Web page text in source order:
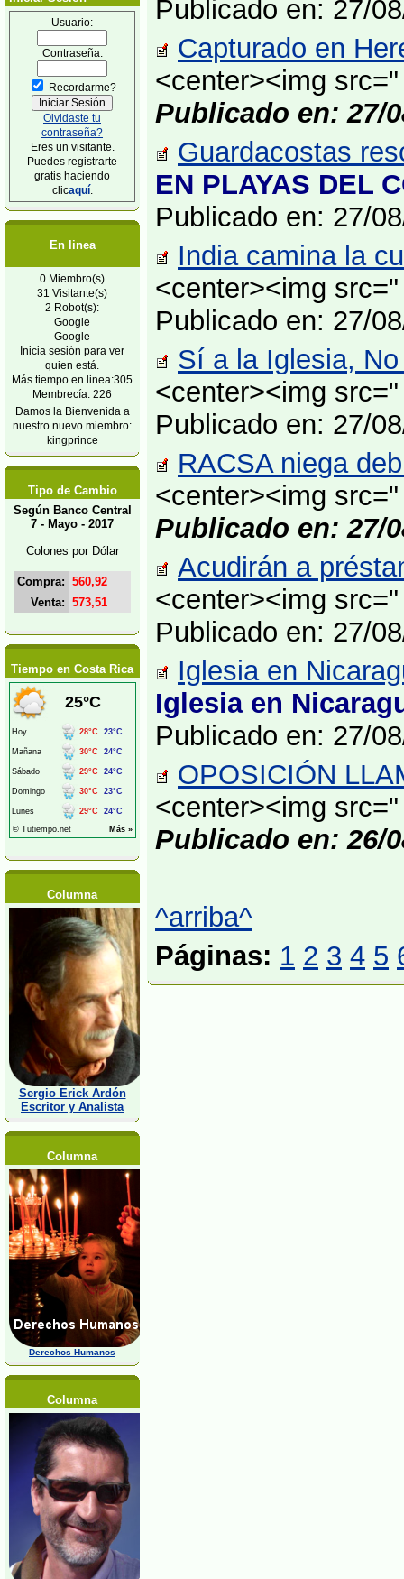
Usuario:
Contraseña:
Recordarme?
Olvidaste tu
contraseña?
Eres un visitante.
Puedes registrarte
gratis haciendo
clicaquí.
En linea
0 Miembro(s)
31 Visitante(s)
2 Robot(s):
Google
Google
Inicia sesión para ver
quien está.
Más tiempo en linea:305
Membrecía: 226
Damos la Bienvenida a
nuestro nuevo miembro:
kingprince
Tipo de Cambio
Según Banco Central
7 - Mayo - 2017
Colones por Dólar
Compra: 560,92
Venta: 573,51
Tiempo en Costa Rica
Columna
Sergio Erick Ardón
Escritor y Analista
Columna
Derechos Humanos
Columna
Publicado en: 27/
Capturado en
<center><img
Publicado en: 27/
Guardacostas
EN PLAYAS DEL
Publicado en: 27/
India camina la
<center><img
Publicado en: 27/
Sí a la Iglesia,
<center><img
Publicado en: 27/
RACSA niega
<center><img
Publicado en: 27/
Acudirán a
<center><img
Publicado en: 27/
Iglesia en
Iglesia en
Publicado en: 27/
OPOSICIÓN
<center><img
Publicado en: 26/
^arriba^
Páginas: 1 2 3 4 5